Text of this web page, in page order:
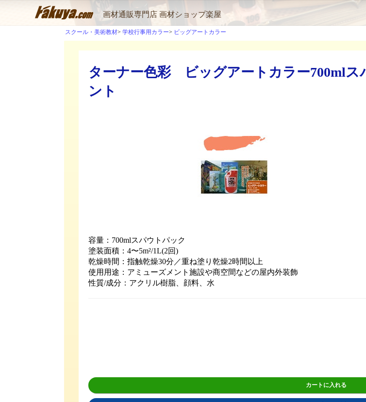
画材通販専門店 画材ショップ楽屋
スクール・美術教材 学校行事用カラー ビッグアートカラー
ターナー色彩 ビッグアートカラー700ml
ント
容量：700mlスパウトパック
塗装面積：4〜5m²/1L(2回)
乾燥時間：指触乾燥30分／重ね塗り乾燥2時間以上
使用用途：アミューズメント施設や商空間などの屋内外装飾
性質/成分：アクリル樹脂、顔料、水
カートに入れる